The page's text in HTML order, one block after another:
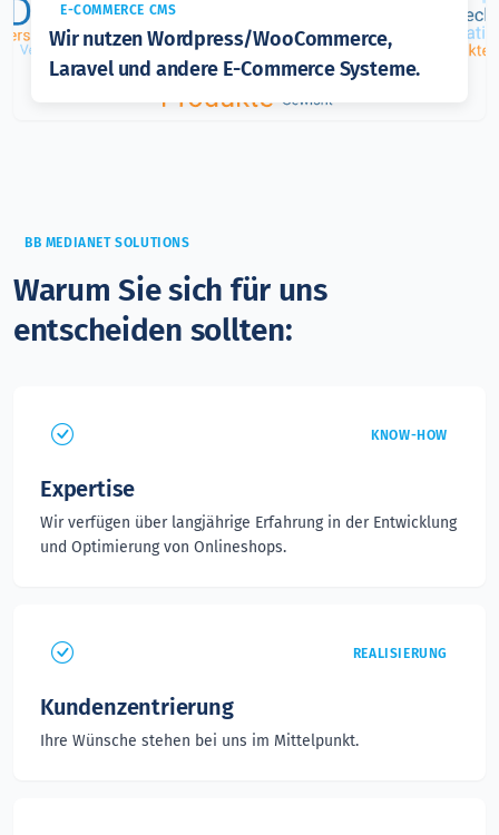
E-COMMERCE CMS
Wir nutzen Wordpress/WooCommerce,
Laravel und andere E-Commerce Systeme.
BB MEDIANET SOLUTIONS
Warum Sie sich für uns
entscheiden sollten:
KNOW-HOW
Expertise
Wir verfügen über langjährige Erfahrung in der Entwicklung
und Optimierung von Onlineshops.
REALISIERUNG
Kundenzentrierung
Ihre Wünsche stehen bei uns im Mittelpunkt.